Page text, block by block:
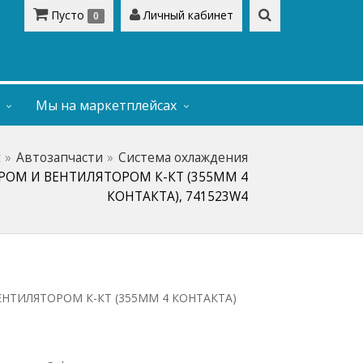
Пусто 0 Личный кабинет
Мы на маркетплейсах
Автозапчасти
Система охлаждения
И ВЕНТИЛЯТОРОМ К-КТ (355ММ 4
КОНТАКТА), 741523W4
К-КТ (355ММ 4 КОНТАКТА)